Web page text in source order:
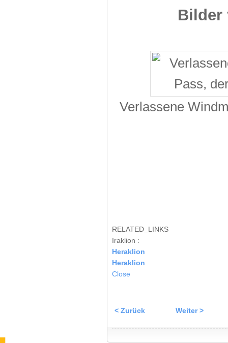
Bilder
Verlassene
RELATED_LINKS
Iraklion :
Heraklion
Heraklion
Close
< Zurück Weiter >